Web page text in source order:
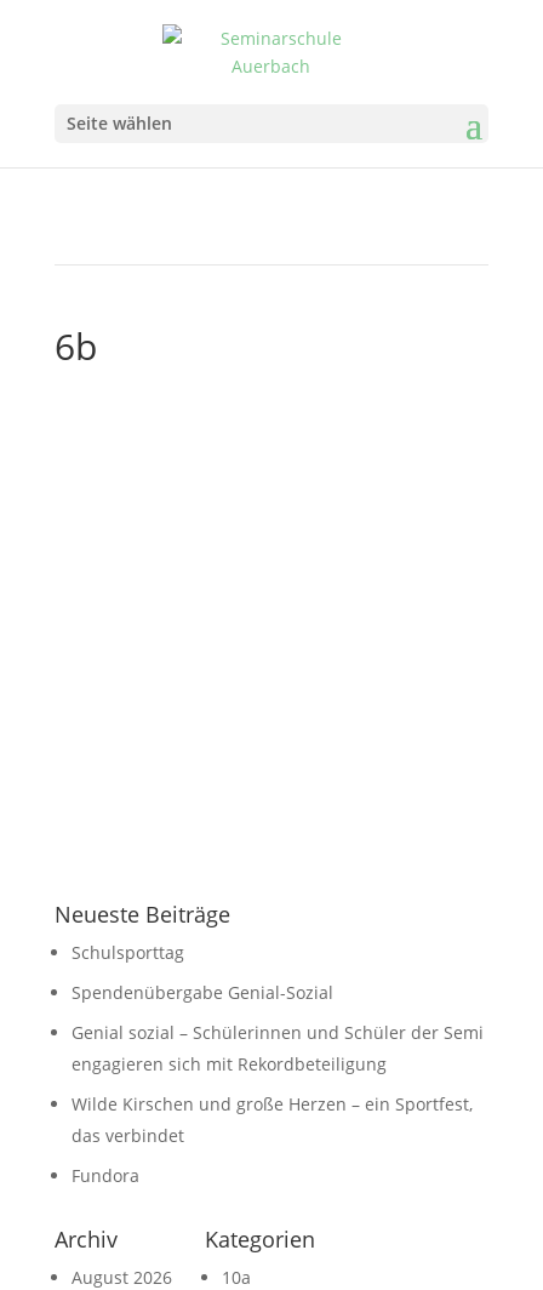
Seite wählen
6b
Neueste Beiträge
Schulsporttag
Spendenübergabe Genial-Sozial
Genial sozial – Schülerinnen und Schüler der Semi
engagieren sich mit Rekordbeteiligung
Wilde Kirschen und große Herzen – ein Sportfest,
das verbindet
Fundora
Archiv
August 2026
Kategorien
10a